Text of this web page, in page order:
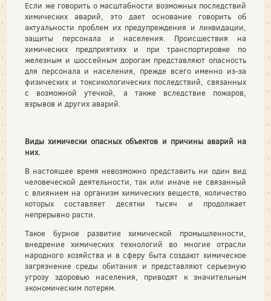
Если же говорить о масштабности возможных последствий
химических аварий, это дает основание говорить об
актуальности проблем их предупреждения и ликвидации,
защиты персонала и населения. Происшествия на
химических предприятиях и при транспортировке по
железным и шоссейным дорогам представляют опасность
для персонала и населения, прежде всего именно из-за
физических и токсикологических последствий, связанных
с возможной утечкой, а также вследствие пожаров,
взрывов и других аварий.
Виды химически опасных объектов и причины аварий на
них.
В настоящее время невозможно представить ни один вид
человеческой деятельности, так или иначе не связанный
с влиянием на организм химических веществ, количество
которых составляет десятки тысяч и продолжает
непрерывно расти.
Такое бурное развитие химической промышленности,
внедрение химических технологий во многие отрасли
народного хозяйства и в сферу быта создают химическое
загрязнение среды обитания и представляют серьезную
угрозу здоровью населения, приводят к значительным
экономическим потерям.